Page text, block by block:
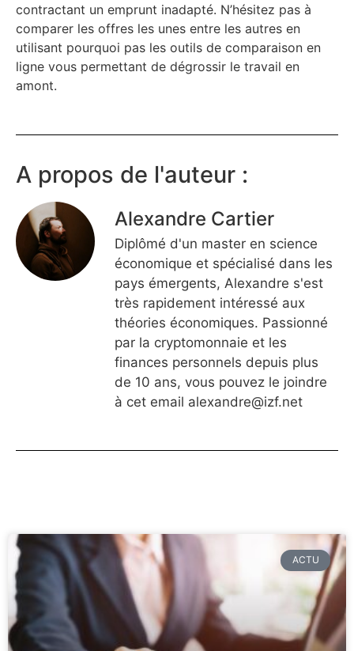
contractant un emprunt inadapté. N’hésitez pas à
comparer les offres les unes entre les autres en
utilisant pourquoi pas les outils de comparaison en
ligne vous permettant de dégrossir le travail en
amont.
A propos de l'auteur :
Alexandre Cartier
Diplômé d'un master en science
économique et spécialisé dans les
pays émergents, Alexandre s'est
très rapidement intéressé aux
théories économiques. Passionné
par la cryptomonnaie et les
finances personnels depuis plus
de 10 ans, vous pouvez le joindre
à cet email alexandre@izf.net
ACTU